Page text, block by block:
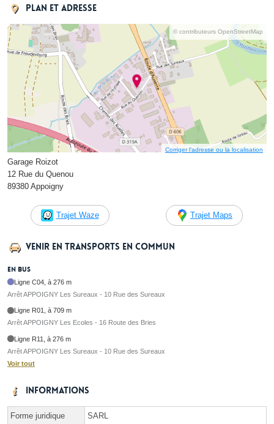
Plan et adresse
© contributeurs OpenStreetMap
Corriger l’adresse ou la localisation
Garage Roizot
12 Rue du Quenou
89380 Appoigny
Trajet Waze Trajet Maps
Venir en transports en commun
En bus
Ligne C04, à 276 m
Arrêt APPOIGNY Les Sureaux - 10 Rue des Sureaux
Ligne R01, à 709 m
Arrêt APPOIGNY Les Ecoles - 16 Route des Bries
Ligne R11, à 276 m
Arrêt APPOIGNY Les Sureaux - 10 Rue des Sureaux
Voir tout
Informations
Forme juridique SARL